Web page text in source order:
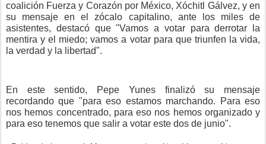
coalición Fuerza y Corazón por México, Xóchitl Gálvez, y en
su mensaje en el zócalo capitalino, ante los miles de
asistentes, destacó que "Vamos a votar para derrotar la
mentira y el miedo; vamos a votar para que triunfen la vida,
la verdad y la libertad".
En este sentido, Pepe Yunes finalizó su mensaje
recordando que "para eso estamos marchando. Para eso
nos hemos concentrado, para eso nos hemos organizado y
para eso tenemos que salir a votar este dos de junio".